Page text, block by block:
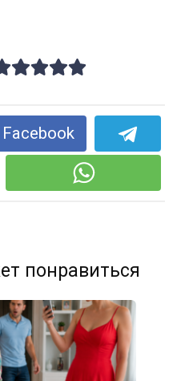
понравиться